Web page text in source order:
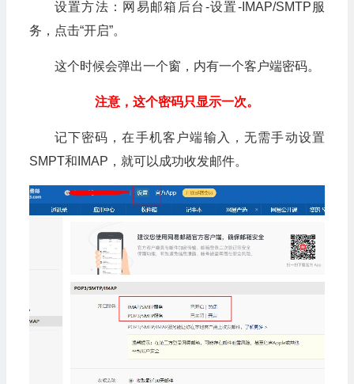
设置方法：网易邮箱后台-设置-IMAP/SMTP服
务，点击“开启”。
这个时候会弹出一个窗，内有一个客户端密码。
注意，这个密码只显示一次。
记下密码，在手机客户端输入，无需手动设置
SMPT和IMAP，就可以成功收发邮件。